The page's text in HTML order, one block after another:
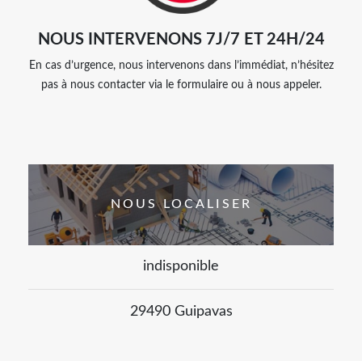
NOUS INTERVENONS 7J/7 ET 24H/24
En cas d’urgence, nous intervenons dans l’immédiat, n’hésitez
pas à nous contacter via le formulaire ou à nous appeler.
NOUS LOCALISER
indisponible
29490 Guipavas